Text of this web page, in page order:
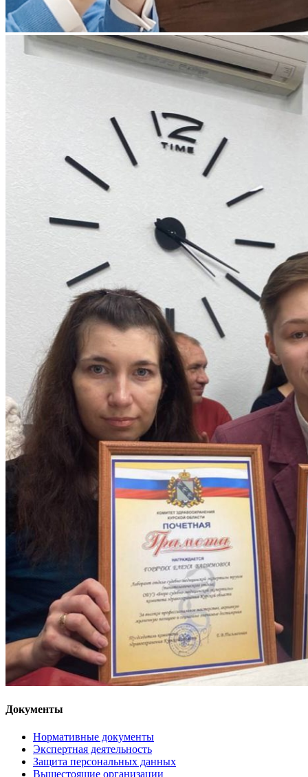
Документы
Нормативные документы
Экспертная деятельность
Защита персональных данных
Вышестоящие организации